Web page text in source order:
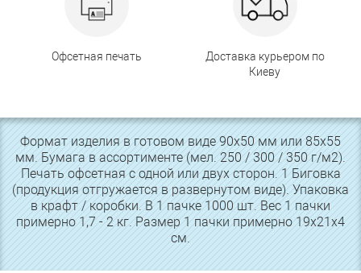
Офсетная печать
Доставка курьером по
Киеву
Формат изделия в готовом виде 90х50 мм или 85х55
мм. Бумага в ассортименте (мел. 250 / 300 / 350 г/м2).
Печать офсетная с одной или двух сторон. 1 Биговка
(продукция отгружается в развернутом виде). Упаковка
в крафт / коробки. В 1 пачке 1000 шт. Вес 1 пачки
примерно 1,7 - 2 кг. Размер 1 пачки примерно 19х21х4
см.